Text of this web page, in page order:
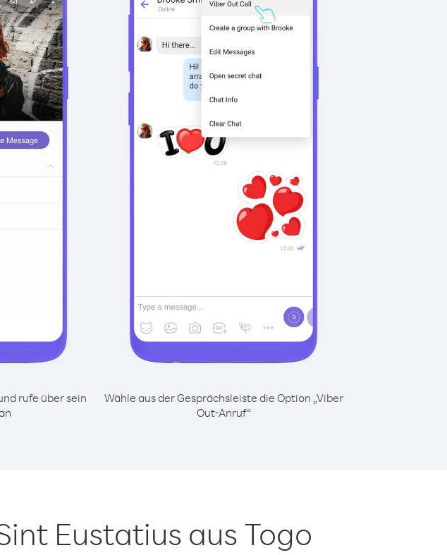
rufe über sein
Wähle aus der Gesprächsleiste die Option „Viber
Out-Anruf“
Eustatius aus Togo